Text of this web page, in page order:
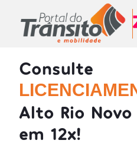
Consulte
Alto Rio
em 12x!